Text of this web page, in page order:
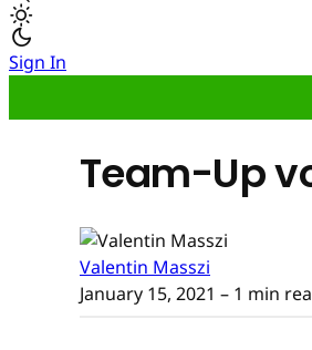
Sign In
Team-Up
Valentin Masszi
January 15, 2021 – 1 min